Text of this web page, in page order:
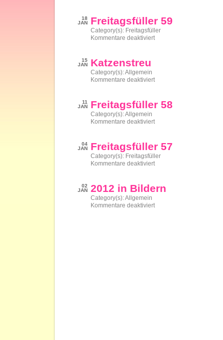
18
JAN
Freitagsfüller 59
Category(s): Freitagsfüller
Kommentare deaktiviertfür
15
JAN
Katzenstreu
Category(s):Allgemein
Kommentare deaktiviertfür
11
JAN
Freitagsfüller 58
Category(s):Allgemein
Kommentare deaktiviertfür
04
JAN
Freitagsfüller 57
Category(s): Freitagsfüller
Kommentare deaktiviertfür
02
JAN 2012 in Bildern
Category(s):Allgemein
Kommentare deaktiviertfür